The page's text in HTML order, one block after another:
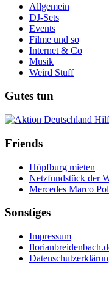
Allgemein
DJ-Sets
Events
Filme und so
Internet & Co
Musik
Weird Stuff
Gutes tun
Friends
Hüpfburg mieten
Netzfundstück der
Mercedes Marco
Sonstiges
Impressum